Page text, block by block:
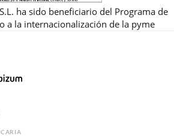
ha sido beneficiario del Programa de
a la internacionalización de la pyme